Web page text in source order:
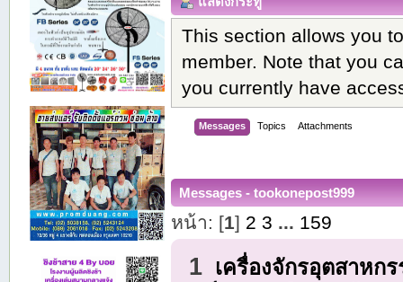
This section allows you
member. Note that you
you currently have
Messages Topics Attachments
Messages - tookonepost999
หน้า: [1] 2 3 ... 159
1
เครื่องจักรอุตสาหก